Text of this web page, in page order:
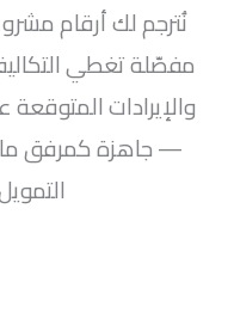
نُترجم لك أرقام
مفصّلة تغطي
والإيرادات
— جاهزة كمرفق